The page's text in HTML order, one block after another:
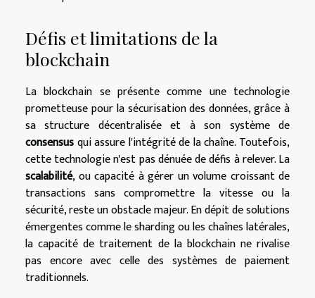
Défis et limitations de la
blockchain
La blockchain se présente comme une technologie
prometteuse pour la sécurisation des données, grâce à
sa structure décentralisée et à son système de
consensusqui assure l'intégrité de la chaîne. Toutefois,
cette technologie n'est pas dénuée de défis à relever. La
scalabilité, ou capacité à gérer un volume croissant de
transactions sans compromettre la vitesse ou la
sécurité, reste un obstacle majeur. En dépit de solutions
émergentes comme le sharding ou les chaînes latérales,
la capacité de traitement de la blockchain ne rivalise
pas encore avec celle des systèmes de paiement
traditionnels.